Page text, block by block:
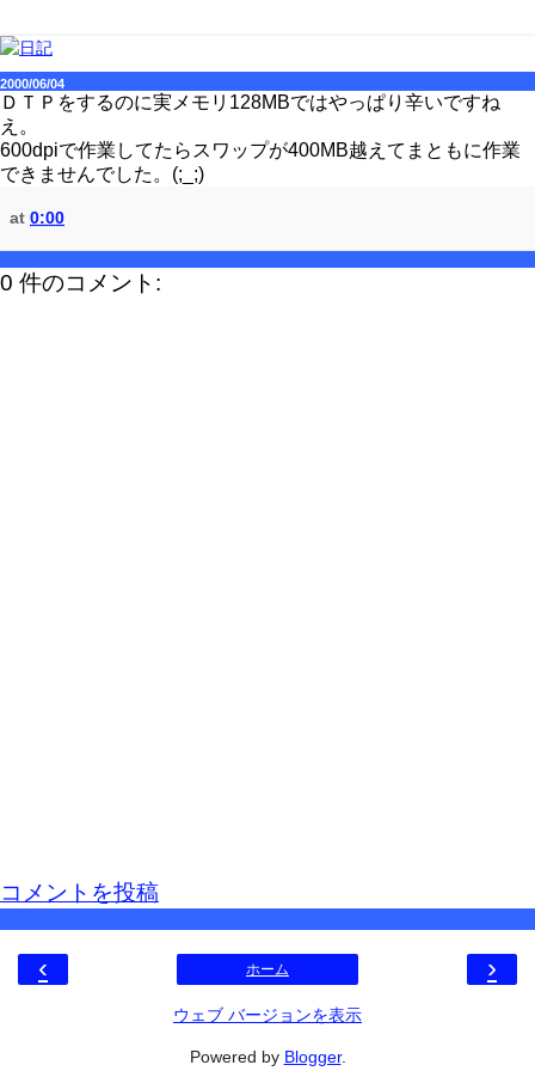
2000/06/04
ＤＴＰをするのに実メモリ128MBではやっぱり辛いですね
え。
600dpiで作業してたらスワップが400MB越えてまともに作業
できませんでした。(;_;)
at 0:00
0 件のコメント:
コメントを投稿
‹ ›
ホーム
ウェブ バージョンを表示
Powered by Blogger.